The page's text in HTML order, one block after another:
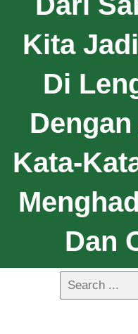
Kita
Di
Kata-
Dan